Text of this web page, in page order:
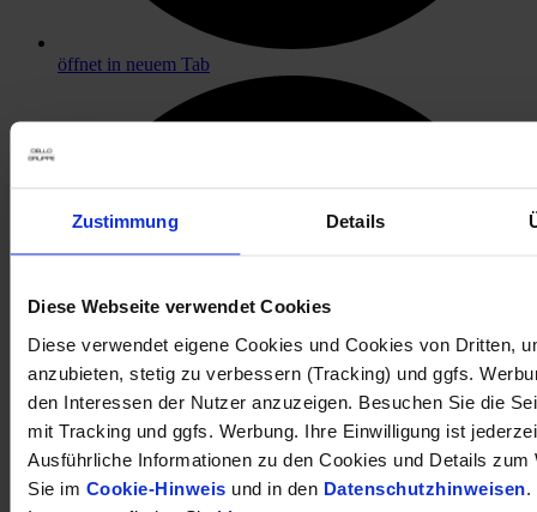
Zustimmung Details
Diese Webseite verwendet Cookies
Diese verwendet eigene Cookies und Cookies von Dritten,
anzubieten, stetig zu verbessern (Tracking) und ggfs.
den Interessen der Nutzer anzuzeigen. Besuchen Sie die
mit Tracking und ggfs. Werbung. Ihre Einwilligung ist
Ausführliche Informationen zu den Cookies und Details zum
Sie im Cookie-Hinweis und in den Datenschutzhinweisen
öffnet in neuem Tab